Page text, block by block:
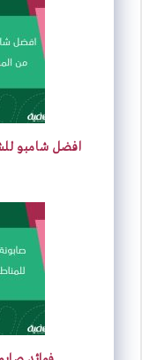
افضل شامبو